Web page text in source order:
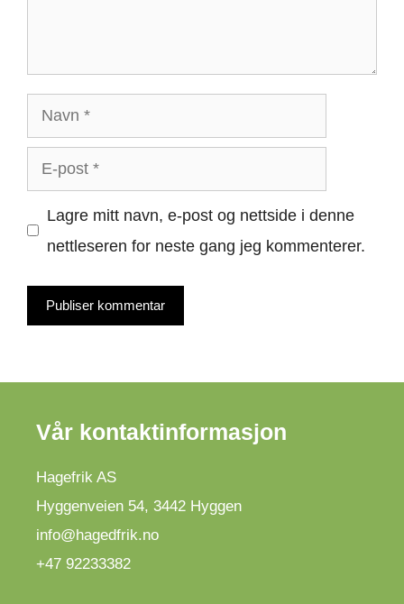
Navn
post
Lagre mitt navn, e-post og nettside i denne
nettleseren for neste gang jeg kommenterer.
Vår kontaktinformasjon
Hagefrik AS
Hyggenveien 54, 3442 Hyggen
info@hagedfrik.no
+47 92233382